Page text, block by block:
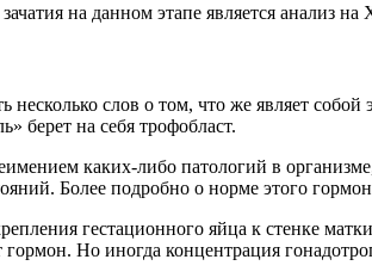
на данном этапе является анализ
несколько слов о том, что же являет
берет на себя трофобласт.
каких-либо патологий в
Более подробно о норме этого
гестационного яйца к стенке
Но иногда концентрация